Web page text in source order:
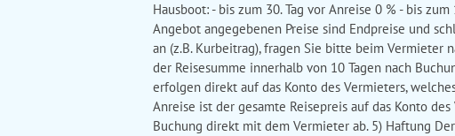
Hausboot: - bis zum 30. Tag vor Anreise 0 % - bis
Angebot angegebenen Preise sind Endpreise und
an (z.B. Kurbeitrag), fragen Sie bitte beim Vermieter
der Reisesumme innerhalb von 10 Tagen nach
erfolgen direkt auf das Konto des Vermieters,
Anreise ist der gesamte Reisepreis auf das Konto
Buchung direkt mit dem Vermieter ab. 5) Haftung